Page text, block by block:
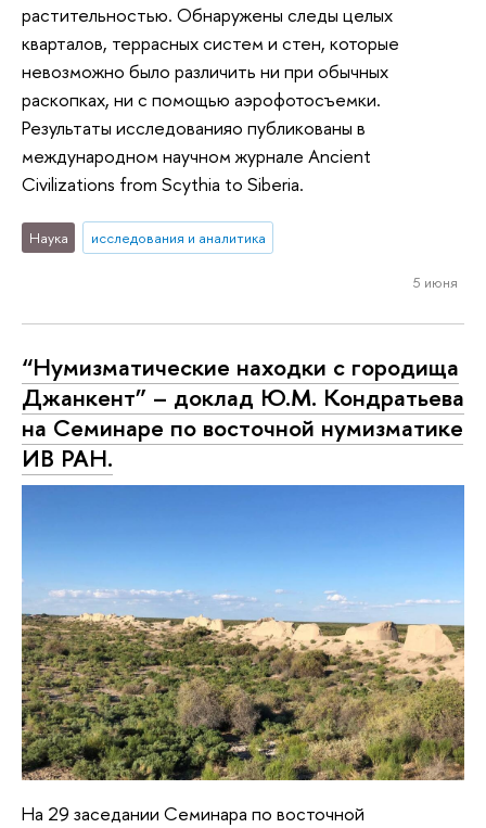
растительностью. Обнаружены следы целых
кварталов, террасных систем и стен, которые
невозможно было различить ни при обычных
раскопках, ни с помощью аэрофотосъемки.
Результаты исследованияо публикованы в
международном научном журнале Ancient
Civilizations from Scythia to Siberia.
Наука исследования и аналитика
5 июня
“Нумизматические находки с городища
Джанкент” – доклад Ю.М. Кондратьева
на Семинаре по восточной нумизматике
ИВ РАН.
На 29 заседании Семинара по восточной